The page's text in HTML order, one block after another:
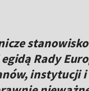
Rady
instytucji